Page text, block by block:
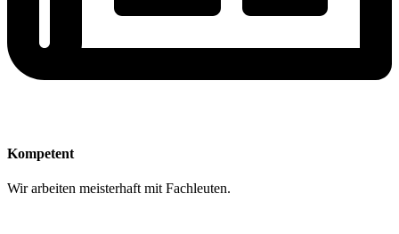
Kompetent
Wir arbeiten meisterhaft mit Fachleuten.